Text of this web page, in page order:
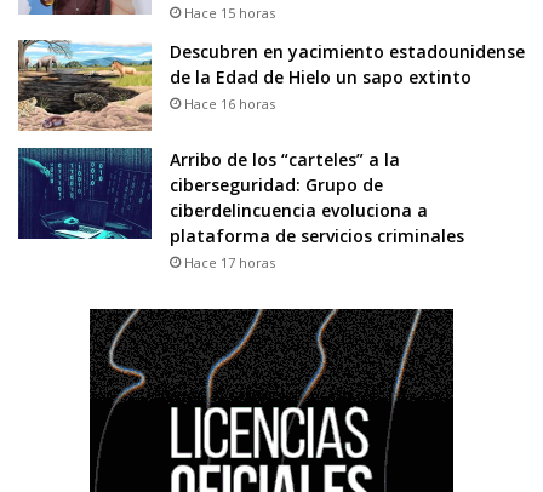
Hace 15 horas
Descubren en yacimiento estadounidense
de la Edad de Hielo un sapo extinto
Hace 16 horas
Arribo de los “carteles” a la
ciberseguridad: Grupo de
ciberdelincuencia evoluciona a
plataforma de servicios criminales
Hace 17 horas